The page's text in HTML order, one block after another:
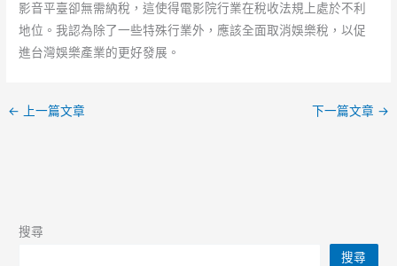
影音平臺卻無需納稅，這使得電影院行業在稅收法規上處於不利
地位。我認為除了一些特殊行業外，應該全面取消娛樂稅，以促
進台灣娛樂產業的更好發展。
← 上一篇文章 下一篇文章 →
搜尋
搜尋